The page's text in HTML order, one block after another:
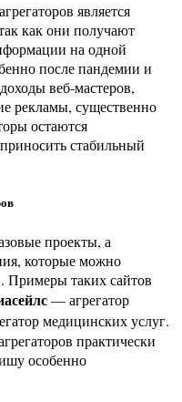
является
как они получают
на одной
после пандемии и
веб-мастеров,
рекламы, существенно
остаются
стабильный
проекты, а
которые можно
Примеры таких сайтов
— агрегатор
медицинских услуг.
практически
особенно